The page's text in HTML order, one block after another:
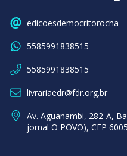
edicoesdemocritorocha
5585991838515
5585991838515
livrariaedr@fdr.org.br
Av. Aguanambi, 282-A,
jornal O POVO), CEP